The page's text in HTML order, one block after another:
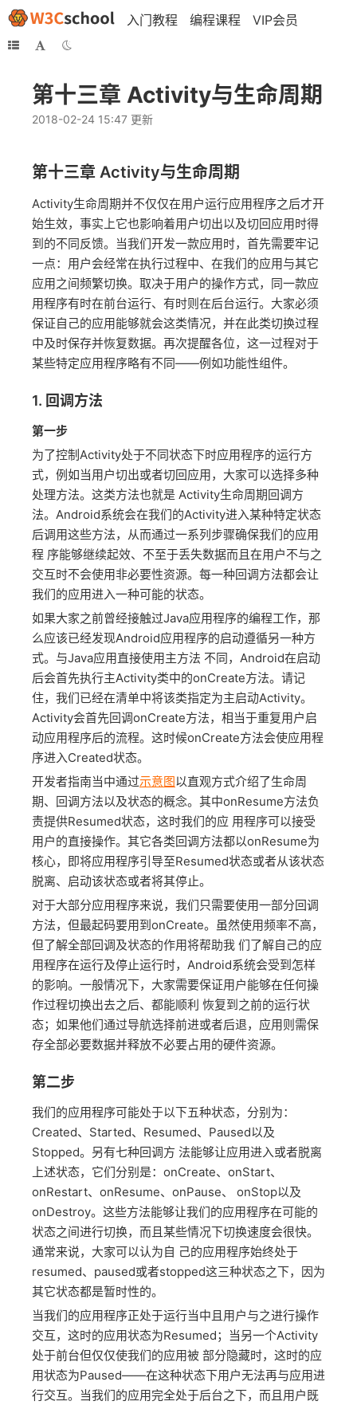
入门教程 编程课程 VIP会员
第十三章 Activity与生命周期
2018-02-24 15:47 更新
第十三章 Activity与生命周期
Activity生命周期并不仅仅在用户运行应用程序之后才开
始生效，事实上它也影响着用户切出以及切回应用时得
到的不同反馈。当我们开发一款应用时，首先需要牢记
一点：用户会经常在执行过程中、在我们的应用与其它
应用之间频繁切换。取决于用户的操作方式，同一款应
用程序有时在前台运行、有时则在后台运行。大家必须
保证自己的应用能够就会这类情况，并在此类切换过程
中及时保存并恢复数据。再次提醒各位，这一过程对于
某些特定应用程序略有不同——例如功能性组件。
1. 回调方法
第一步
为了控制Activity处于不同状态下时应用程序的运行方
式，例如当用户切出或者切回应用，大家可以选择多种
处理方法。这类方法也就是 Activity生命周期回调方
法。Android系统会在我们的Activity进入某种特定状态
后调用这些方法，从而通过一系列步骤确保我们的应用
程 序能够继续起效、不至于丢失数据而且在用户不与之
交互时不会使用非必要性资源。每一种回调方法都会让
我们的应用进入一种可能的状态。
如果大家之前曾经接触过Java应用程序的编程工作，那
么应该已经发现Android应用程序的启动遵循另一种方
式。与Java应用直接使用主方法 不同，Android在启动
后会首先执行主Activity类中的onCreate方法。请记
住，我们已经在清单中将该类指定为主启动Activity。
Activity会首先回调onCreate方法，相当于重复用户启
动应用程序后的流程。这时候onCreate方法会使应用程
序进入Created状态。
开发者指南当中通过示意图以直观方式介绍了生命周
期、回调方法以及状态的概念。其中onResume方法负
责提供Resumed状态，这时我们的应 用程序可以接受
用户的直接操作。其它各类回调方法都以onResume为
核心，即将应用程序引导至Resumed状态或者从该状态
脱离、启动该状态或者将其停止。
对于大部分应用程序来说，我们只需要使用一部分回调
方法，但最起码要用到onCreate。虽然使用频率不高，
但了解全部回调及状态的作用将帮助我 们了解自己的应
用程序在运行及停止运行时，Android系统会受到怎样
的影响。一般情况下，大家需要保证用户能够在任何操
作过程切换出去之后、都能顺利 恢复到之前的运行状
态；如果他们通过导航选择前进或者后退，应用则需保
存全部必要数据并释放不必要占用的硬件资源。
第二步
我们的应用程序可能处于以下五种状态，分别为：
Created、Started、Resumed、Paused以及
Stopped。另有七种回调方 法能够让应用进入或者脱离
上述状态，它们分别是：onCreate、onStart、
onRestart、onResume、onPause、 onStop以及
onDestroy。这些方法能够让我们的应用程序在可能的
状态之间进行切换，而且某些情况下切换速度会很快。
通常来说，大家可以认为自 己的应用程序始终处于
resumed、paused或者stopped这三种状态之下，因为
其它状态都是暂时性的。
当我们的应用程序正处于运行当中且用户与之进行操作
交互，这时的应用状态为Resumed；当另一个Activity
处于前台但仅仅使我们的应用被 部分隐藏时，这时的应
用状态为Paused——在这种状态下用户无法再与应用进
行交互。当我们的应用完全处于后台之下，而且用户既